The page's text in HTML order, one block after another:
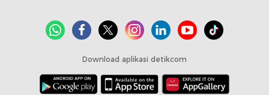
Download aplikasi detikcom